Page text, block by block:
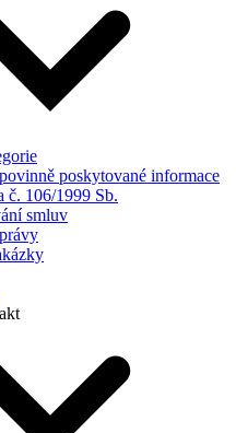
poskytované informace
č. 106/1999 Sb.
smluv